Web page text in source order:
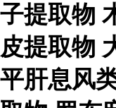
子提取物
皮提取物
平肝息风